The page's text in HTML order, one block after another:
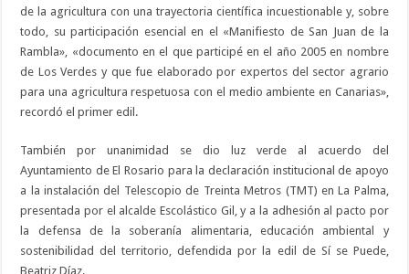
de la agricultura con una trayectoria científica incuestionable y, sobre
todo, su participación esencial en el «Manifiesto de San Juan de la
Rambla», «documento en el que participé en el año 2005 en nombre
de Los Verdes y que fue elaborado por expertos del sector agrario
para una agricultura respetuosa con el medio ambiente en Canarias»,
recordó el primer edil.
También por unanimidad se dio luz verde al acuerdo del
Ayuntamiento de El Rosario para la declaración institucional de apoyo
a la instalación del Telescopio de Treinta Metros (TMT) en La Palma,
presentada por el alcalde Escolástico Gil, y a la adhesión al pacto por
la defensa de la soberanía alimentaria, educación ambiental y
sostenibilidad del territorio, defendida por la edil de Sí se Puede,
Beatriz Díaz.